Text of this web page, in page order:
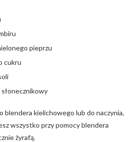
pieprzu
cukru
słonecznikowy
blendera kielichowego lub do naczynia,
wszystko przy pomocy blendera
żyrafą.